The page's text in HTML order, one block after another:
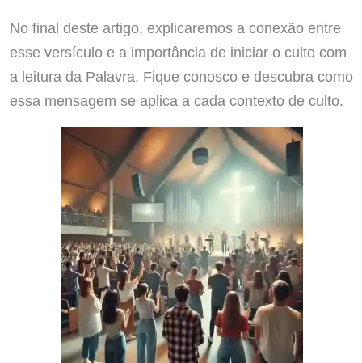
No final deste artigo, explicaremos a conexão entre
esse versículo e a importância de iniciar o culto com
a leitura da Palavra. Fique conosco e descubra como
essa mensagem se aplica a cada contexto de culto.